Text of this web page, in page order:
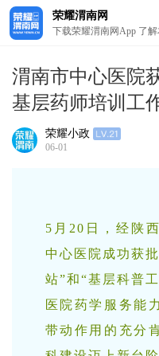
荣耀渭南网
下载荣耀渭南网App 了
渭南市中心医院
基层药师培训工
荣耀小政
06-01
5月20日，经陕
中心医院成功获
站”和“基层科普
医院药学服务能
带动作用的充分